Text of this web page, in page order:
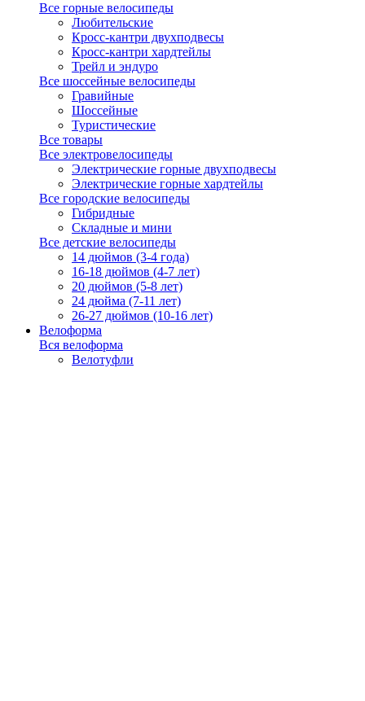
Все горные велосипеды
Любительские
Кросс-кантри двухподвесы
Кросс-кантри хардтейлы
Трейл и эндуро
Все шоссейные велосипеды
Гравийные
Шоссейные
Туристические
Все товары
Все электровелосипеды
Электрические горные двухподвесы
Электрические горные хардтейлы
Все городские велосипеды
Гибридные
Складные и мини
Все детские велосипеды
14 дюймов (3-4 года)
16-18 дюймов (4-7 лет)
20 дюймов (5-8 лет)
24 дюйма (7-11 лет)
26-27 дюймов (10-16 лет)
Велоформа
Вся велоформа
Велотуфли